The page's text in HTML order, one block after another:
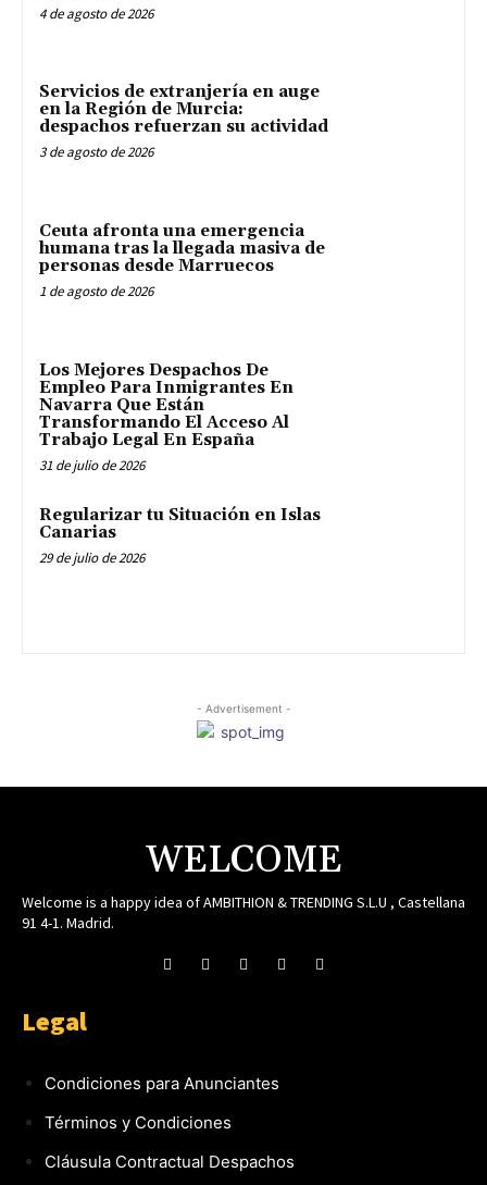
4 de agosto de 2026
Servicios de extranjería en auge
en la Región de Murcia:
despachos refuerzan su actividad
3 de agosto de 2026
Ceuta afronta una emergencia
humana tras la llegada masiva de
personas desde Marruecos
1 de agosto de 2026
Los Mejores Despachos De
Empleo Para Inmigrantes En
Navarra Que Están
Transformando El Acceso Al
Trabajo Legal En España
31 de julio de 2026
Regularizar tu Situación en Islas
Canarias
29 de julio de 2026
- Advertisement -
WELCOME
Welcome is a happy idea of AMBITHION & TRENDING S.L.U , Castellana
91 4-1. Madrid.
Legal
Condiciones para Anunciantes
Términos y Condiciones
Cláusula Contractual Despachos